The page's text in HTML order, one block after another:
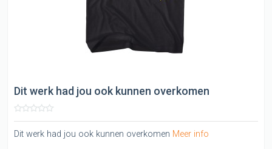
Dit werk had jou ook kunnen overkomen
Dit werk had jou ook kunnen overkomen Meer info